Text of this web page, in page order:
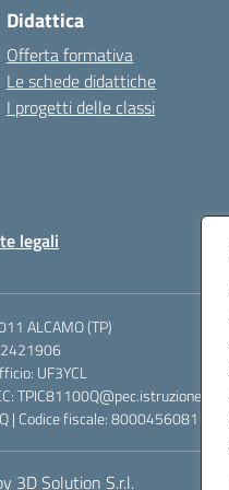
Didattica
Offerta formativa
Le schede didattiche
I progetti delle classi
legali
ALCAMO (TP)
UF3YCL
TPIC81100Q@pec.istruzione.it
| Codice fiscale: 80004560811
3D Solution S.r.l.